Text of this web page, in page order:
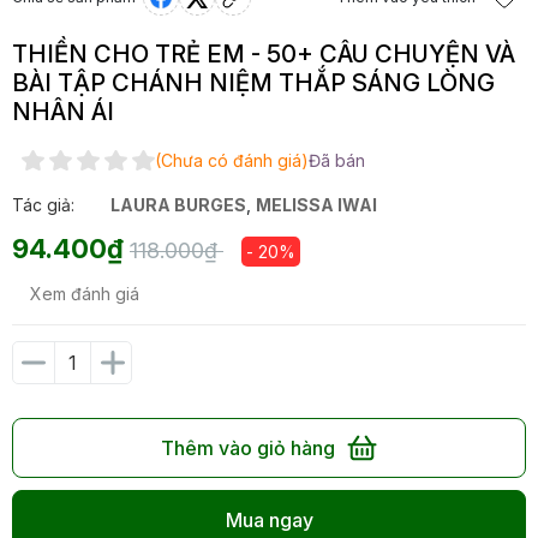
THIỀN CHO TRẺ EM - 50+ CÂU CHUYỆN VÀ
BÀI TẬP CHÁNH NIỆM THẮP SÁNG LÒNG
NHÂN ÁI
(Chưa có đánh giá)Đã bán
Tác giả: LAURA BURGES MELISSA IWAI
94.400₫ 118.000₫ - 20%
Xem đánh giá
Thêm vào giỏ hàng
Mua ngay